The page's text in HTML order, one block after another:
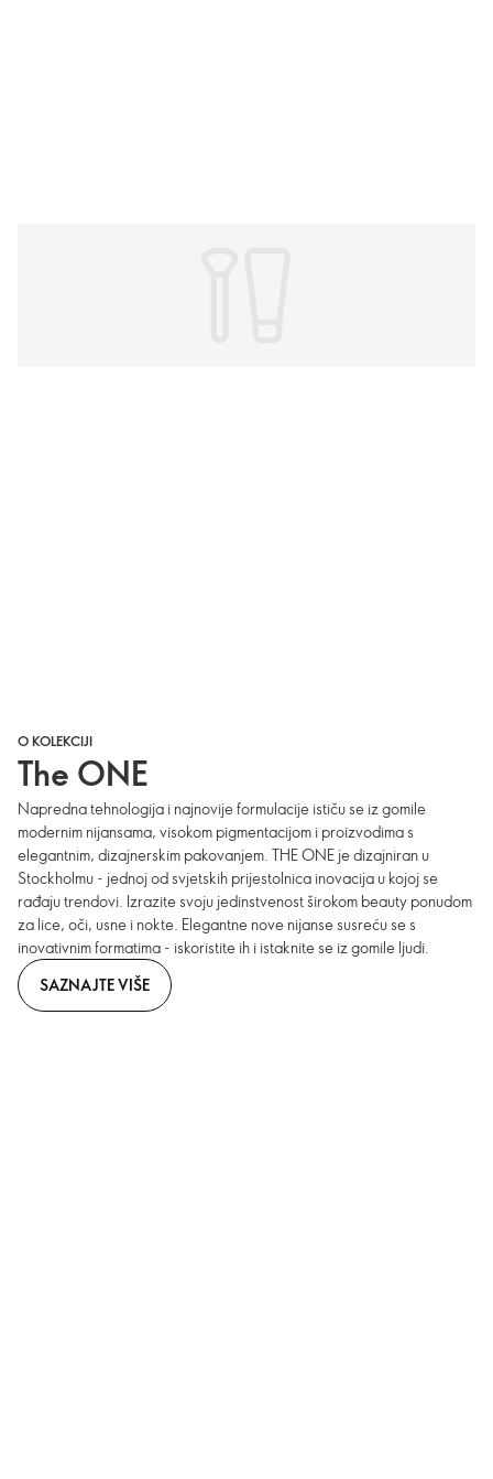
O KOLEKCIJI
The ONE
Napredna tehnologija i najnovije formulacije ističu se iz gomile
modernim nijansama, visokom pigmentacijom i proizvodima s
elegantnim, dizajnerskim pakovanjem. THE ONE je dizajniran u
Stockholmu - jednoj od svjetskih prijestolnica inovacija u kojoj se
rađaju trendovi. Izrazite svoju jedinstvenost širokom beauty ponudom
za lice, oči, usne i nokte. Elegantne nove nijanse susreću se s
inovativnim formatima - iskoristite ih i istaknite se iz gomile ljudi.
SAZNAJTE VIŠE